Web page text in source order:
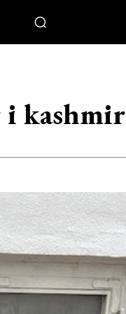
kashmir